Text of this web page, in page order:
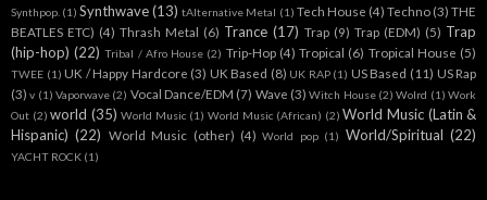
Synthpop. (1) Synthwave (13) tAlternative Metal (1) Tech House (4) Techno (3) THE
BEATLES ETC) (4) Thrash Metal (6) Trance (17) Trap (9) Trap (EDM) (5) Trap
(hip-hop) (22) Tribal / Afro House (2) Trip-Hop (4) Tropical (6) Tropical House (5)
TWEE (1) UK / Happy Hardcore (3) UK Based (8) UK RAP (1) US Based (11) US Rap
(3) v (1) Vaporwave (2) Vocal Dance/EDM (7) Wave (3) Witch House (2) Wolrd (1) Work
Out (2) world (35) World Music (1) World Music (African) (2) World Music (Latin &
Hispanic) (22) World Music (other) (4) World pop (1) World/Spiritual (22)
YACHT ROCK (1)